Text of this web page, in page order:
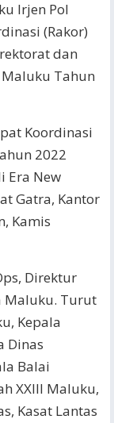
Irjen Pol
(Rakor)
dan
Tahun
Koordinasi
2022
Era New
Gatra, Kantor
Kamis
Direktur
Maluku. Turut
Kepala
Dinas
Balai
XXIII Maluku,
Kasat Lantas